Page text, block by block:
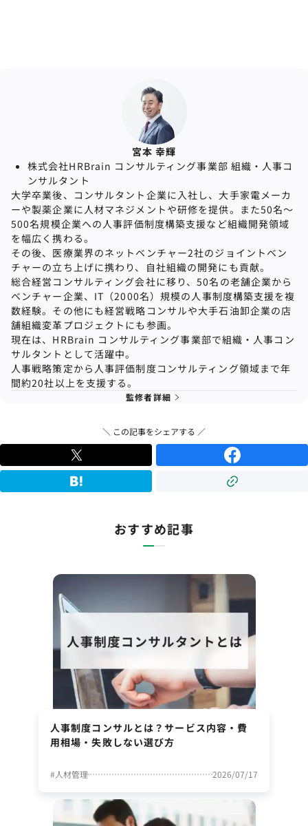
宮本 幸輝
株式会社HRBrain コンサルティング事業部 組織・⼈事コ
ンサルタント
大学卒業後、コンサルタント企業に入社し、大手家電メーカ
ーや製薬企業に人材マネジメントや研修を提供。また50名〜
500名規模企業への⼈事評価制度構築⽀援など組織開発領域
を幅広く携わる。
その後、医療業界のネットベンチャー2社のジョイントベン
チャーの立ち上げに携わり、自社組織の開発にも貢献。
総合経営コンサルティング会社に移り、50名の⽼舗企業から
ベンチャー企業、IT（2000名）規模の⼈事制度構築⽀援を複
数経験。その他にも経営戦略コンサルや⼤⼿⽯油卸企業の店
舗組織変⾰プロジェクトにも参画。
現在は、HRBrain コンサルティング事業部で組織 ・ 人事コン
サルタントとして活躍中。
人事戦略策定から人事評価制度コンサルティング領域まで年
間約20社以上を支援する。
監修者詳細
＼ この記事をシェアする ／
おすすめ記事
人事制度コンサルとは？サービス内容・費
用相場・失敗しない選び方
#人材管理 2026/07/17